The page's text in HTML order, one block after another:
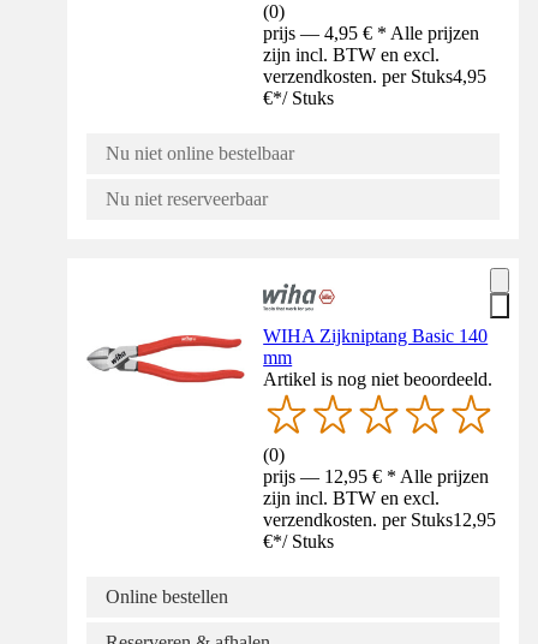
(0)
prijs — 4,95 € * Alle prijzen
zijn incl. BTW en excl.
verzendkosten. per Stuks4,95
€*/ Stuks
Nu niet online bestelbaar
Nu niet reserveerbaar
WIHA Zijkniptang Basic 140
mm
Artikel is nog niet beoordeeld.
(0)
prijs — 12,95 € * Alle prijzen
zijn incl. BTW en excl.
verzendkosten. per Stuks12,95
€*/ Stuks
Online bestellen